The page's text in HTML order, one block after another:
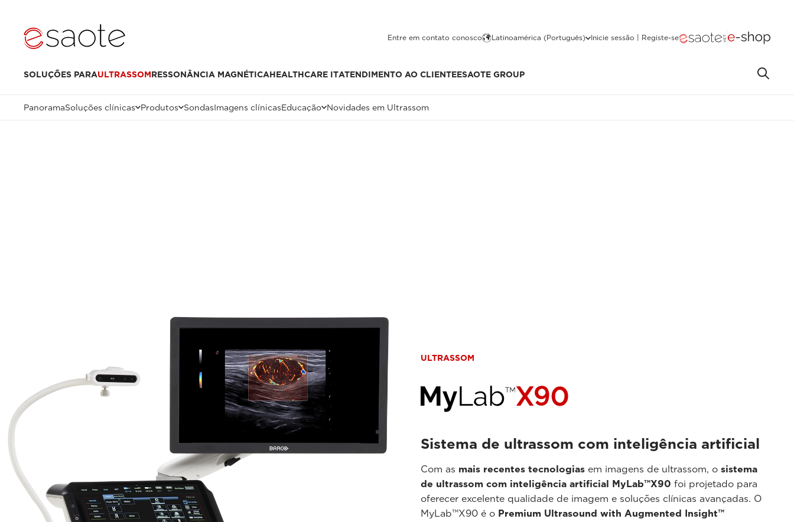
Entre em contato conosco Latinoamérica (Português) Inicie sessão | Registe-se
SOLUÇÕES PARAULTRASSOMRESSONÂNCIA MAGNÉTICAHEALTHCARE ITATENDIMENTO AO CLIENTEESAOTE GROUP
PanoramaSoluções clínicas Produtos SondasImagens clínicasEducação Novidades em Ultrassom
ULTRASSOM
Sistema de ultrassom com inteligência artificial
Com as mais recentes tecnologias em imagens de ultrassom, o sistema
de ultrassom com inteligência artificial MyLab™X90 foi projetado para
oferecer excelente qualidade de imagem e soluções clínicas avançadas. O
MyLab™X90 é o Premium Ultrasound with Augmented Insight™